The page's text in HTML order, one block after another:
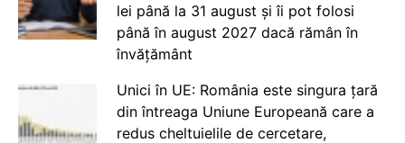
lei până la 31 august și îi pot folosi
până în august 2027 dacă rămân în
învățământ
Unici în UE: România este singura țară
din întreaga Uniune Europeană care a
redus cheltuielile de cercetare,